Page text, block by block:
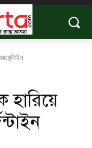
হারিয়ে